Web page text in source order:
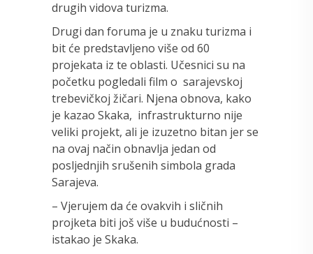
drugih vidova turizma.
Drugi dan foruma je u znaku turizma i
bit će predstavljeno više od 60
projekata iz te oblasti. Učesnici su na
početku pogledali film o sarajevskoj
trebevičkoj žičari. Njena obnova, kako
je kazao Skaka, infrastrukturno nije
veliki projekt, ali je izuzetno bitan jer se
na ovaj način obnavlja jedan od
posljednjih srušenih simbola grada
Sarajeva.
– Vjerujem da će ovakvih i sličnih
projketa biti još više u budućnosti –
istakao je Skaka.